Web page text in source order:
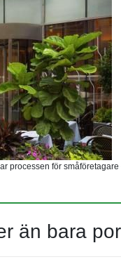
processen för
än bara